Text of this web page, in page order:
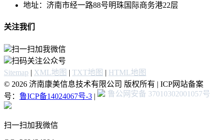
地址：济南市经一路88号明珠国际商务港22层
关注我们
扫一扫加我微信
扫码关注公众号
Sitemap | XML地图 | TXT地图 | HTML地图
© 2026 济南康美信息技术有限公司 版权所有 | ICP网站备案
号： 鲁ICP备14024067号-3 | 鲁公网安备 37010302001057号
扫一扫加我微信